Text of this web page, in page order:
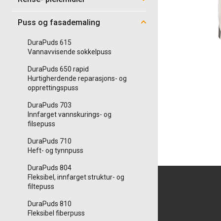
Puss og fasademaling
DuraPuds 615
Vannavvisende sokkelpuss
DuraPuds 650 rapid
Hurtigherdende reparasjons- og
opprettingspuss
DuraPuds 703
Innfarget vannskurings- og
filsepuss
DuraPuds 710
Heft- og tynnpuss
DuraPuds 804
Fleksibel, innfarget struktur- og
filtepuss
DuraPuds 810
Fleksibel fiberpuss